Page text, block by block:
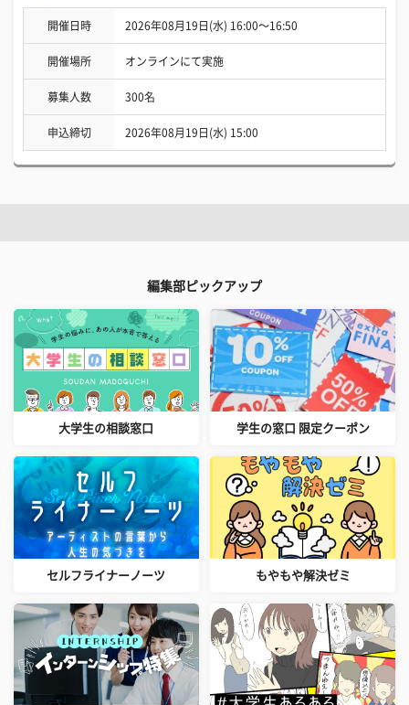
開催日時 2026年08月19日(水) 16:00〜16:50
開催場所 オンラインにて実施
募集人数 300名
申込締切 2026年08月19日(水) 15:00
編集部ピックアップ
大学生の相談窓口 学生の窓口 限定クーポン
セルフライナーノーツ もやもや解決ゼミ